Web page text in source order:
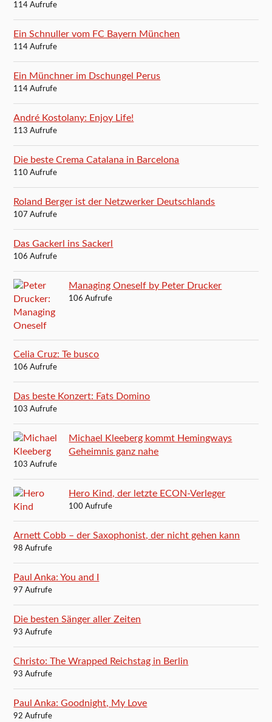
114 Aufrufe
Ein Schnuller vom FC Bayern München
114 Aufrufe
Ein Münchner im Dschungel Perus
114 Aufrufe
André Kostolany: Enjoy Life!
113 Aufrufe
Die beste Crema Catalana in Barcelona
110 Aufrufe
Roland Berger ist der Netzwerker Deutschlands
107 Aufrufe
Das Gackerl ins Sackerl
106 Aufrufe
Managing Oneself by Peter Drucker
106 Aufrufe
Celia Cruz: Te busco
106 Aufrufe
Das beste Konzert: Fats Domino
103 Aufrufe
Michael Kleeberg kommt Hemingways
Geheimnis ganz nahe
103 Aufrufe
Hero Kind, der letzte ECON-Verleger
100 Aufrufe
Arnett Cobb – der Saxophonist, der nicht gehen kann
98 Aufrufe
Paul Anka: You and I
97 Aufrufe
Die besten Sänger aller Zeiten
93 Aufrufe
Christo: The Wrapped Reichstag in Berlin
93 Aufrufe
Paul Anka: Goodnight, My Love
92 Aufrufe